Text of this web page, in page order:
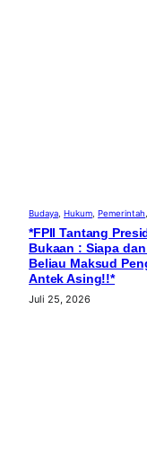
Budaya Hukum Pemerintah
*FPII Tantang
Bukaan : Siapa
Beliau Maksud
Antek Asing!!*
Juli 25, 2026